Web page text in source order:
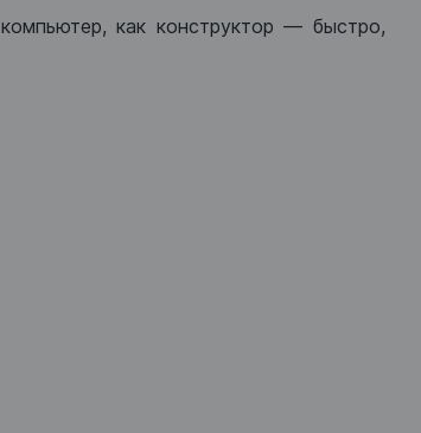
компьютер, как конструктор — быстро,